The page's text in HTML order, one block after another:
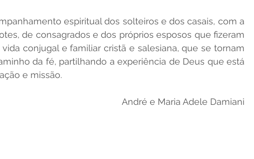
espiritual dos solteiros e dos casais, com a
de consagrados e dos próprios esposos que fizeram
conjugal e familiar cristã e salesiana, que se tornam
da fé, partilhando a experiência de Deus que está
e missão.
André e Maria Adele Damiani